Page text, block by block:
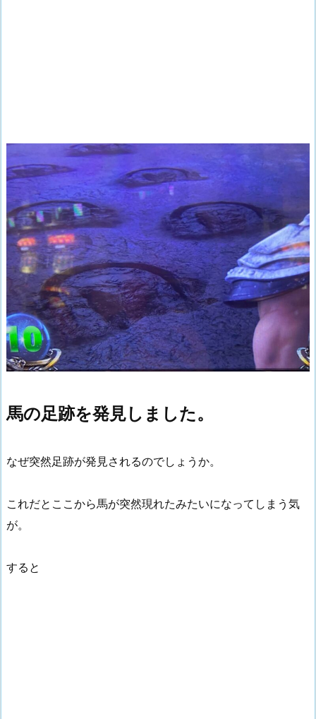
馬の足跡を発見しました。
なぜ突然足跡が発見されるのでしょうか。
これだとここから馬が突然現れたみたいになってしまう気
が。
すると